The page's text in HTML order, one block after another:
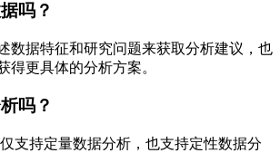
吗？
数据特征和研究问题来获取分析建议，也
得更具体的分析方案。
吗？
仅支持定量数据分析，也支持定性数据分